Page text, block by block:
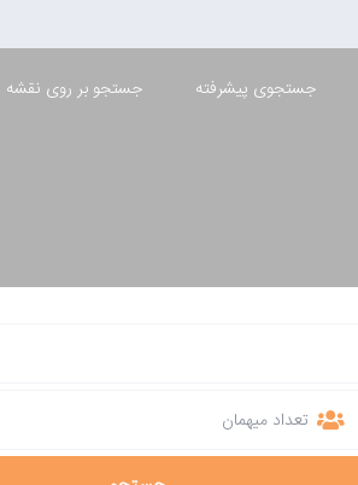
جستجوی پیشرفته جستجو بر روی نقشه
تعداد میهمان